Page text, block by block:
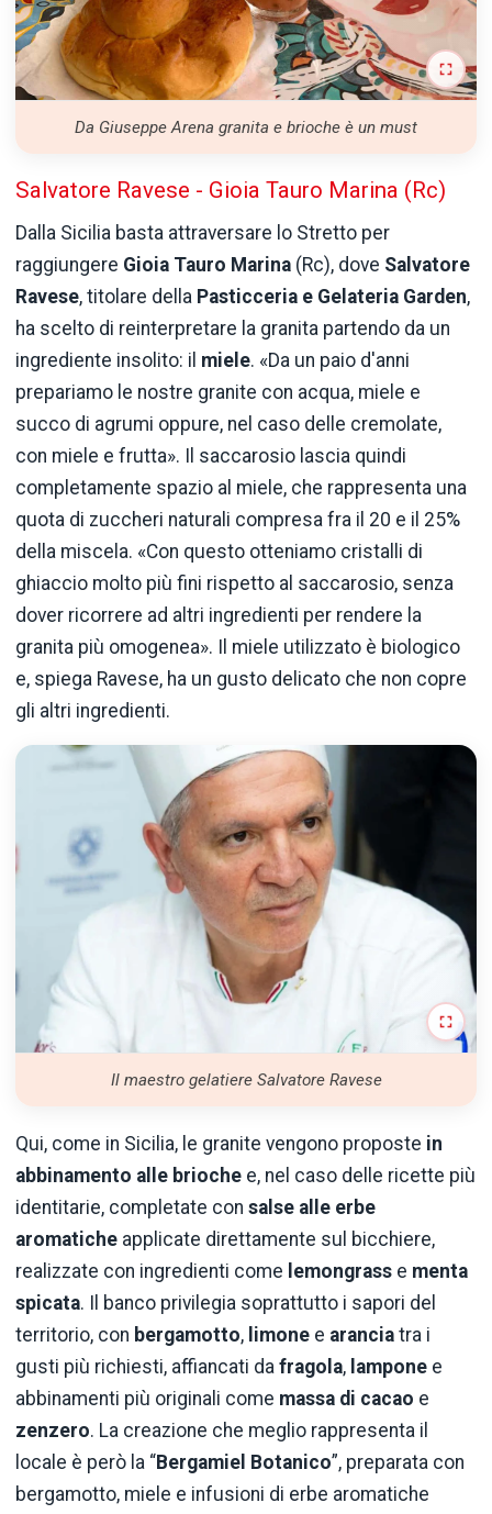
Da Giuseppe Arena granita e brioche è un must
Salvatore Ravese - Gioia Tauro Marina (Rc)
Dalla Sicilia basta attraversare lo Stretto per
raggiungere Gioia Tauro Marina (Rc), dove Salvatore
Ravese, titolare della Pasticceria e Gelateria Garden,
ha scelto di reinterpretare la granita partendo da un
ingrediente insolito: il miele. «Da un paio d'anni
prepariamo le nostre granite con acqua, miele e
succo di agrumi oppure, nel caso delle cremolate,
con miele e frutta». Il saccarosio lascia quindi
completamente spazio al miele, che rappresenta una
quota di zuccheri naturali compresa fra il 20 e il 25%
della miscela. «Con questo otteniamo cristalli di
ghiaccio molto più fini rispetto al saccarosio, senza
dover ricorrere ad altri ingredienti per rendere la
granita più omogenea». Il miele utilizzato è biologico
e, spiega Ravese, ha un gusto delicato che non copre
gli altri ingredienti.
Il maestro gelatiere Salvatore Ravese
Qui, come in Sicilia, le granite vengono proposte in
abbinamento alle brioche e, nel caso delle ricette più
identitarie, completate con salse alle erbe
aromatiche applicate direttamente sul bicchiere,
realizzate con ingredienti come lemongrass e menta
spicata. Il banco privilegia soprattutto i sapori del
territorio, con bergamotto, limone e arancia tra i
gusti più richiesti, affiancati da fragola, lampone e
abbinamenti più originali come massa di cacao e
zenzero. La creazione che meglio rappresenta il
locale è però la “Bergamiel Botanico”, preparata con
bergamotto, miele e infusioni di erbe aromatiche